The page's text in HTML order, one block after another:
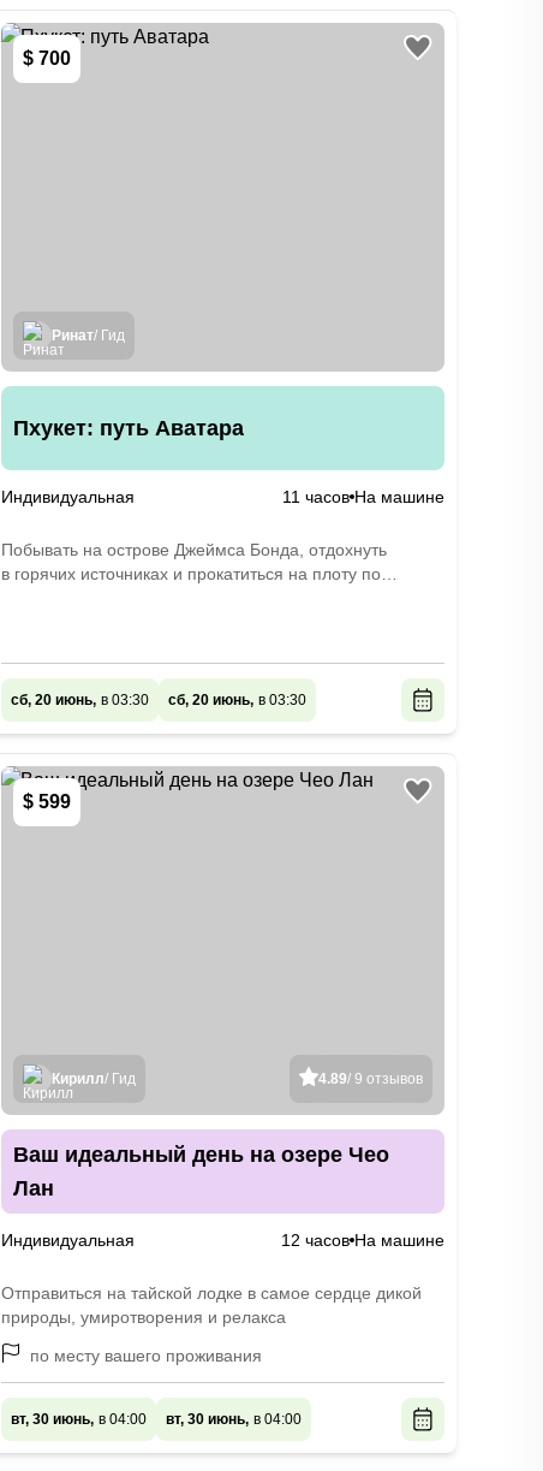
$ 700
Ринат/ Гид
Пхукет: путь Аватара
Индивидуальная 11 часов На машине
Побывать на острове Джеймса Бонда, отдохнуть
в горячих источниках и прокатиться на плоту по
сб, 20 июнь, в 03:30 сб, 20 июнь, в 03:30
$ 599
4.89/ 9 отзывов
Кирилл/ Гид
Ваш идеальный день на озере Чео
Лан
Индивидуальная 12 часов На машине
Отправиться на тайской лодке в самое сердце дикой
природы, умиротворения и релакса
по месту вашего проживания
вт, 30 июнь, в 04:00 вт, 30 июнь, в 04:00